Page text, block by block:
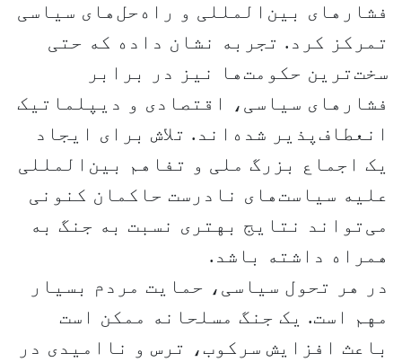
فشارهای بین‌المللی و راه‌حل‌های سیاسی
تمرکز کرد. تجربه نشان داده که حتی
سخت‌ترین حکومت‌ها نیز در برابر
فشارهای سیاسی، اقتصادی و دیپلماتیک
انعطاف‌پذیر شده‌اند. تلاش برای ایجاد
یک اجماع بزرگ ملی و تفاهم بین‌المللی
علیه سیاست‌های نادرست حاکمان کنونی
می‌تواند نتایج بهتری نسبت به جنگ به
همراه داشته باشد.
در هر تحول سیاسی، حمایت مردم بسیار
مهم است. یک جنگ مسلحانه ممکن است
باعث افزایش سرکوب، ترس و ناامیدی در